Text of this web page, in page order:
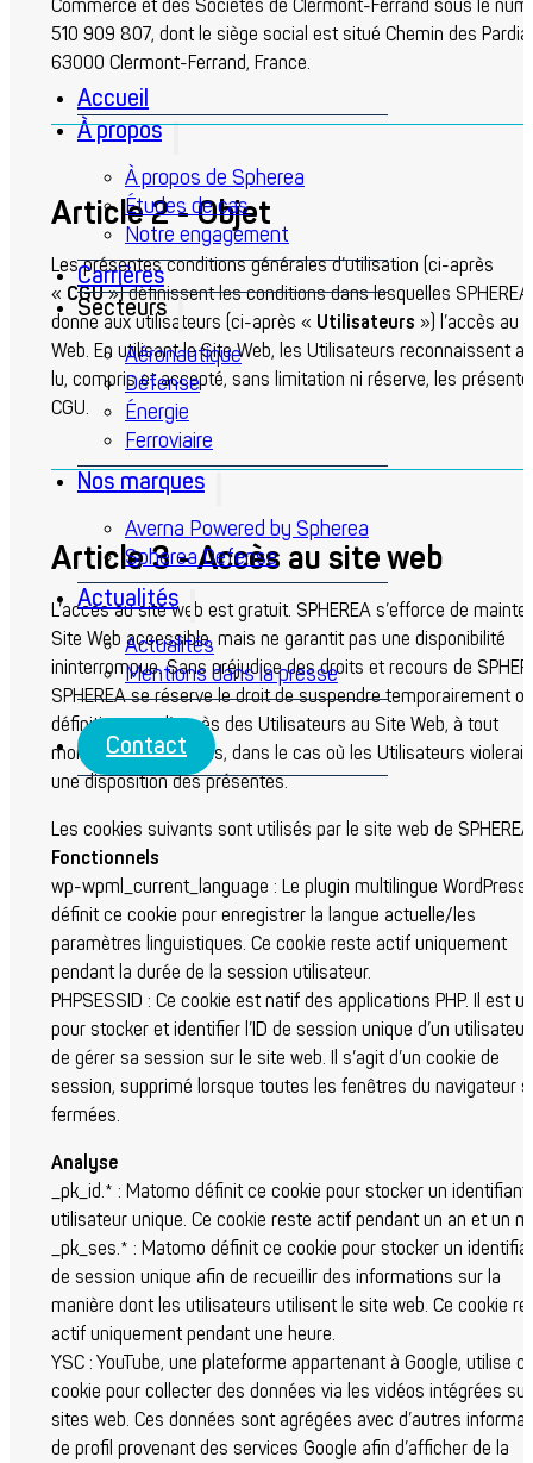
Accueil
À propos
À propos de Spherea
Études de cas
Notre engagement
Carrières
Secteurs
Aéronautique
Défense
Énergie
Ferroviaire
Nos marques
Averna Powered by Spherea
Spherea Defense
Actualités
Actualités
Mentions dans la presse
Contact
Commerce et des Sociétés de Clermont-Ferrand sous le
510 909 807, dont le siège social est situé Chemin des
63000 Clermont-Ferrand, France.
Article 2 - Objet
Les présentes conditions générales d’utilisation (ci-après
« CGU») définissent les conditions dans lesquelles SPHEREA
donne aux utilisateurs (ci-après « Utilisateurs ») l’accès au
Web. En utilisant le Site Web, les Utilisateurs reconnaissent
lu, compris et accepté, sans limitation ni réserve, les
CGU.
Article 3 - Accès au site web
L’accès au site web est gratuit. SPHEREA s’efforce de
Site Web accessible, mais ne garantit pas une disponibilité
ininterrompue. Sans préjudice des droits et recours de
SPHEREA se réserve le droit de suspendre temporairement ou
définitivement l’accès des Utilisateurs au Site Web, à tout
moment, sans préavis, dans le cas où les Utilisateurs
une disposition des présentes.
Les cookies suivants sont utilisés par le site web de
Fonctionnels
wp-wpml_current_language : Le plugin multilingue WordPress
définit ce cookie pour enregistrer la langue actuelle/les
paramètres linguistiques. Ce cookie reste actif uniquement
pendant la durée de la session utilisateur.
PHPSESSID : Ce cookie est natif des applications PHP. Il est
pour stocker et identifier l’ID de session unique d’un
de gérer sa session sur le site web. Il s’agit d’un cookie de
session, supprimé lorsque toutes les fenêtres du navigateur
fermées.
Analyse
_pk_id.* : Matomo définit ce cookie pour stocker un identifiant
utilisateur unique. Ce cookie reste actif pendant un an et un
_pk_ses.* : Matomo définit ce cookie pour stocker un
de session unique afin de recueillir des informations sur la
manière dont les utilisateurs utilisent le site web. Ce cookie
actif uniquement pendant une heure.
YSC : YouTube, une plateforme appartenant à Google, utilise
cookie pour collecter des données via les vidéos intégrées
sites web. Ces données sont agrégées avec d’autres
de profil provenant des services Google afin d’afficher de la